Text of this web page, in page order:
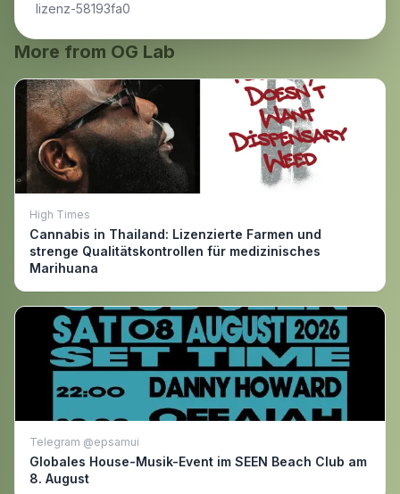
lizenz-58193fa0
More from OG Lab
High Times
Cannabis in Thailand: Lizenzierte Farmen und
strenge Qualitätskontrollen für medizinisches
Marihuana
Telegram @epsamui
Globales House-Musik-Event im SEEN Beach Club am
8. August